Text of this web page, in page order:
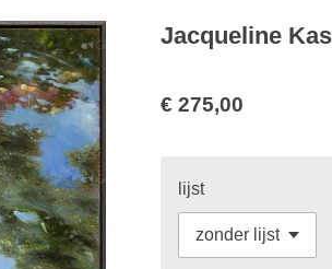
Jacqueline
€ 275,00
lijst